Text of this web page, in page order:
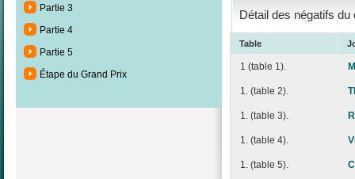
Partie 3
Partie 4
Partie 5
Étape du Grand Prix
Détail des négatifs
Table
1 (table 1).
1. (table 2).
1. (table 3).
1. (table 4).
1. (table 5).